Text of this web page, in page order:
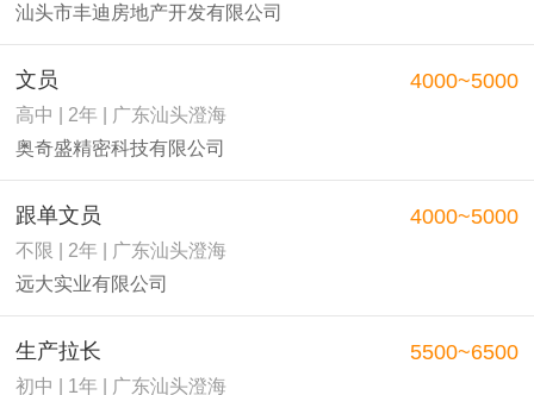
汕头市丰迪房地产开发有限公司
文员
高中 | 2年 | 广东汕头澄海
奥奇盛精密科技有限公司
4000~5000
跟单文员
不限 | 2年 | 广东汕头澄海
远大实业有限公司
4000~5000
生产拉长
初中 | 1年 | 广东汕头澄海
5500~6500